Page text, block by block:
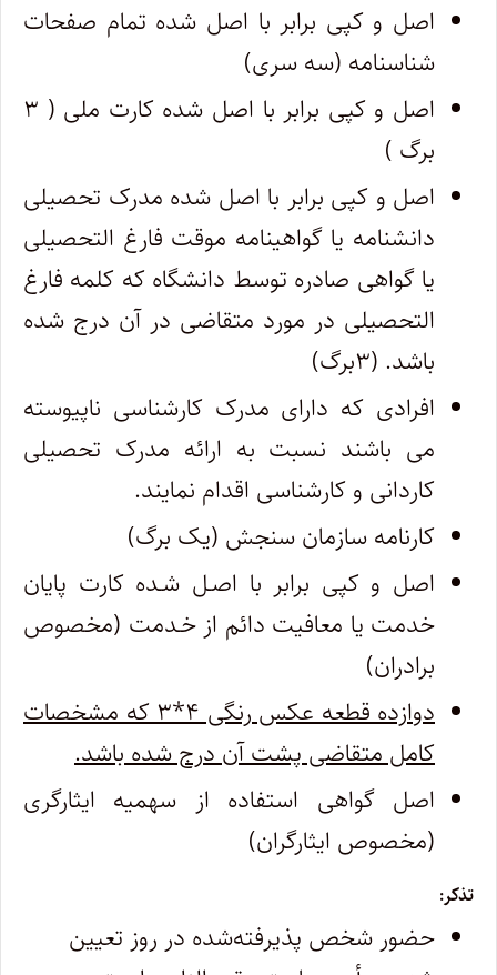
اصل و کپی برابر با اصل شده تمام صفحات
شناسنامه (سه سری)
اصل و کپی برابر با اصل شده کارت ملی ( ۳
برگ )
اصل و کپی برابر با اصل شده مدرک تحصیلی
دانشنامه یا گواهینامه موقت فارغ التحصیلی
یا گواهی صادره توسط دانشگاه که کلمه فارغ
التحصیلی در مورد متقاضی در آن درج شده
باشد. (۳برگ)
افرادی که دارای مدرک کارشناسی ناپیوسته
می باشند نسبت به ارائه مدرک تحصیلی
کاردانی و کارشناسی اقدام نمایند.
کارنامه سازمان سنجش (یک برگ)
اصل و کپی برابر با اصـل شـده کارت پایان
خدمت یا معافیت دائم از خـدمت (مخصوص
برادران)
دوازده قطعه عکس رنگی ۴*۳ که مشخصات
کامل متقاضی پشت آن درج شده باشد.
اصل گواهی استفاده از سهمیه ایثارگری
(مخصوص ایثارگران)
تذکر:
حضور شخص پذیرفته‌شده در روز تعیین